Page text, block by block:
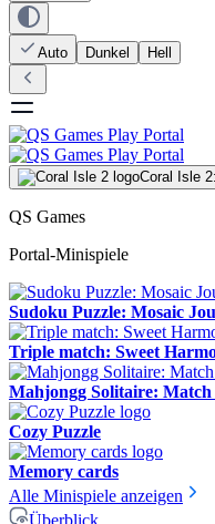
Auto Dunkel Hell
Coral Isle
QS Games
Portal-Minispiele
Sudoku Puzzle: Mosaic
Triple match: Sweet
Mahjongg Solitaire: Match
Cozy Puzzle
Memory cards
Alle Minispiele anzeigen
Überblick